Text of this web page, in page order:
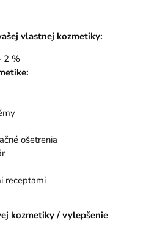
vlastnej kozmetiky:
2 %
ošetrenia
receptami
kozmetiky / vylepšenie